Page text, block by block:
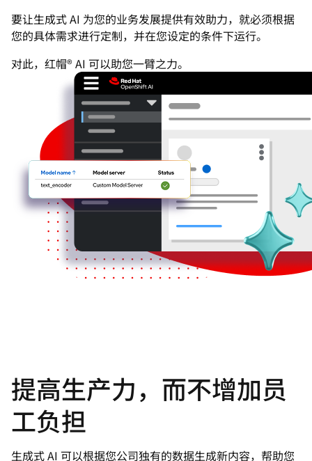
要让生成式 AI 为您的业务发展提供有效助力，就必须根据
您的具体需求进行定制，并在您设定的条件下运行。
对此，红帽® AI 可以助您一臂之力。
提高生产力，而不增加员
工负担
生成式 AI 可以根据您公司独有的数据生成新内容，帮助您